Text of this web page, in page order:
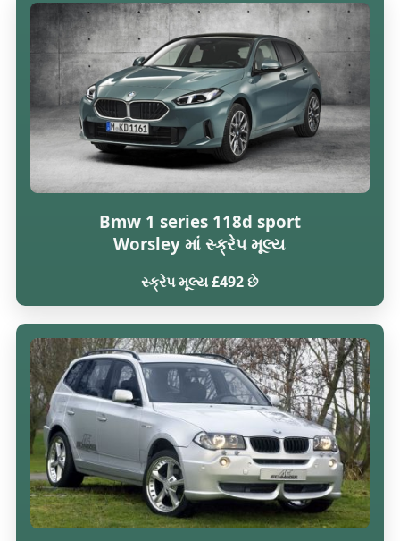
Bmw 1 series 118d sport
Worsley માં સ્ક્રેપ મૂલ્ય
સ્ક્રેપ મૂલ્ય £492 છે